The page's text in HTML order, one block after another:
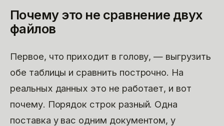
Почему это не сравнение двух
файлов
Первое, что приходит в голову, — выгрузить
обе таблицы и сравнить построчно. На
реальных данных это не работает, и вот
почему. Порядок строк разный. Одна
поставка у вас одним документом, у